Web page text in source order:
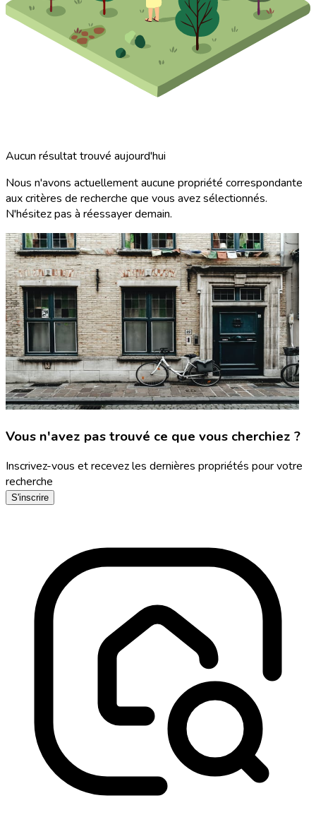
Aucun résultat trouvé aujourd'hui
Nous n'avons actuellement aucune propriété correspondante
aux critères de recherche que vous avez sélectionnés.
N'hésitez pas à réessayer demain.
Vous n'avez pas trouvé ce que vous cherchiez ?
Inscrivez-vous et recevez les dernières propriétés pour votre
recherche
S'inscrire